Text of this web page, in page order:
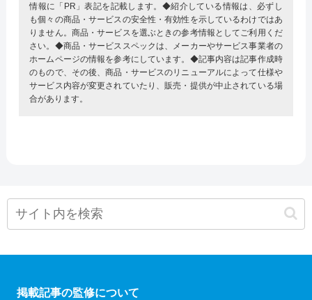
情報に「PR」表記を記載します。◆紹介している情報は、必ずし
も個々の商品・サービスの安全性・有効性を示しているわけではあ
りません。商品・サービスを選ぶときの参考情報としてご利用くだ
さい。◆商品・サービススペックは、メーカーやサービス事業者の
ホームページの情報を参考にしています。◆記事内容は記事作成時
のもので、その後、商品・サービスのリニューアルによって仕様や
サービス内容が変更されていたり、販売・提供が中止されている場
合があります。
掲載記事の監修について